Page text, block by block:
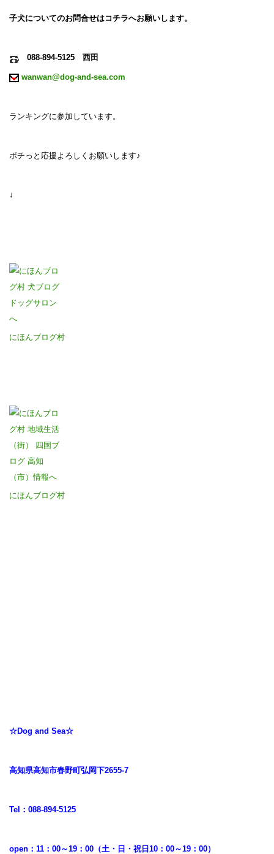
子犬についてのお問合せはコチラへお願いします。
088-894-5125 西田
wanwan@dog-and-sea.com
ランキングに参加しています。
ポチっと応援よろしくお願いします♪
↓
にほんブログ村
にほんブログ村
☆Dog and Sea☆
高知県高知市春野町弘岡下2655-7
Tel：088-894-5125
open：11：00～19：00（土・日・祝日10：00～19：00）